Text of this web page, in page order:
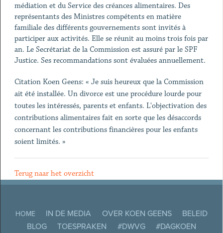
médiation et du Service des créances alimentaires. Des
représentants des Ministres compétents en matière
familiale des différents gouvernements sont invités à
participer aux activités. Elle se réunit au moins trois fois par
an. Le Secrétariat de la Commission est assuré par le SPF
Justice. Ses recommandations sont évaluées annuellement.
Citation Koen Geens: « Je suis heureux que la Commission
ait été installée. Un divorce est une procédure lourde pour
toutes les intéressés, parents et enfants. L'objectivation des
contributions alimentaires fait en sorte que les désaccords
concernant les contributions financières pour les enfants
soient limités. »
Terug naar het overzicht
HOME IN DE MEDIA OVER KOEN GEENS
BELEID
BLOG
TOESPRAKEN #DWVG
#DAGKOEN